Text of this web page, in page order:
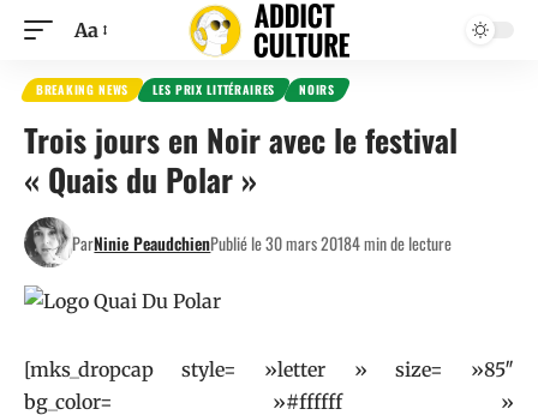
Aa
BREAKING NEWS LES PRIX LITTÉRAIRES NOIRS
Trois jours en Noir avec le festival
« Quais du Polar »
ParNinie PeaudchienPublié le 30 mars 20184 min de lecture
[mks_dropcap style= »letter » size= »85″
bg_color= »#ffffff »